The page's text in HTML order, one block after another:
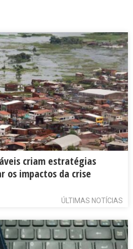
criam estratégias
os impactos da crise
ÚLTIMAS NOTÍCIAS